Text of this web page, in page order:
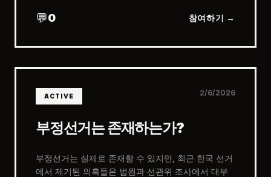
을 불러일으킨다.
💬0 참여하기 →
ACTIVE 2/6/2026
부정선거는 존재하는가?
부정선거는 실제로 존재할 수 있지만, 최근 한국 선거
에서 제기된 의혹들은 법원과 선관위 조사에서 대부